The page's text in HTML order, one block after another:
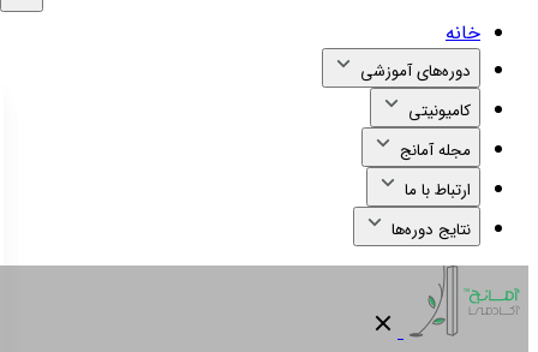
خانه
دوره‌های آموزشی
کامیونیتی
مجله آمانج
ارتباط با ما
نتایج دوره‌ها